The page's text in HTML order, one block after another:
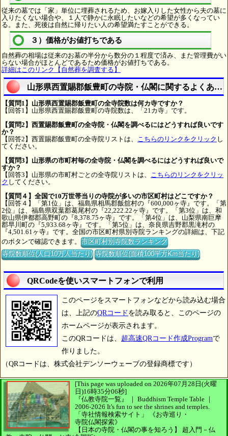
従来の墓では「家」単位に埋葬されるため、お嫁入りした女性から夫の墓に
入りたくない場合や、１人で静かに永眠したいなどの希望が多くなってい
る。また、死後は自然に帰りたい人の希望満たすことができる。
３）価格がお値打ちである
自然葬の相場は従来のお墓の半分から数分の１程度で済み、また管理費がい
らない場合がほとんどであるため価格がお値打ちである。
詳細はこのリンク【自然葬を調査する】
山形県西置賜郡飯豊町の寺院・仏閣に関するよくある
【質問1】山形県西置賜郡飯豊町の全寺院数は何カ寺ですか？
【回答1】山形県西置賜郡飯豊町の寺院数は、「21カ寺」です。
【質問2】西置賜郡飯豊町の全寺院・仏閣を調べるにはどうすれば良いです
か？
【回答2】西置賜郡飯豊町の全寺院リストは、
こちらのリンクをクリック し
てください。
【質問3】山形県の市町村毎の全寺院・仏閣を調べるにはどうすれば良いで
すか？
【回答3】山形県の市町村ごとの全寺院リストは、
こちらのリンクをクリッ
ク してください。
【質問４】全国で10万世帯当りの寺院が多いの市区町村はどこですか？
【回答４】「第1位」は、福島県相馬郡飯舘村の『600,000ヶ寺』です。「第
2位」は、福島県双葉郡葛尾村の『22,222.22ヶ寺』です。「第3位」は、和
歌山県伊都郡高野町の『8,378.75ヶ寺』です。「第4位」は、山梨県南巨摩
郡早川町の『5,933.68ヶ寺』です。「第5位」は、奈良県吉野郡黒滝村の
『4,501.61ヶ寺』です。全国の市区町村県別寺院ランキングの詳細は、下記
のボタンで確認できます。市区町村別寺院数ランキング
寺院数順位(人口10万人当たり) 寺院数順位(面積100平方Km当たり)
QRCodeを使いスマートフォンで利用
このページをスマートフォンなどから読み込む場合
は、上記のQRコード を読み取ると、このページの
ホームページが表示されます。
このQRコードは、 超高速QRコード作成Programで
作りました。
（QRコードは、株式会社デンソーウェーブの登録商標です）
[This page was uploaded on 2026年07月28日(火曜
日)16時35分06秒]
『仏教寺院一覧』 ｜ Buddhism Temple Table ｜
2006-2026 It's fun to see the shrines and temples.
「寺社情報検索サイト」
《お寺巡り・
寺院仏閣探索》
【日本の寺院・仏閣の事を知ろう】
超入門－仏